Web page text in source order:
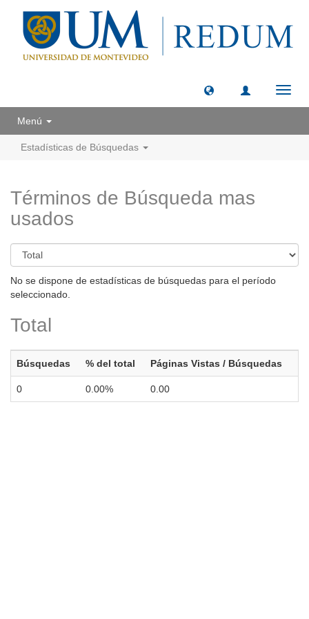
Menú
Estadísticas de Búsquedas
Términos de Búsqueda mas
usados
No se dispone de estadísticas de búsquedas para el período
seleccionado.
Total
Búsquedas % del total Páginas Vistas / Búsquedas
0 0.00% 0.00